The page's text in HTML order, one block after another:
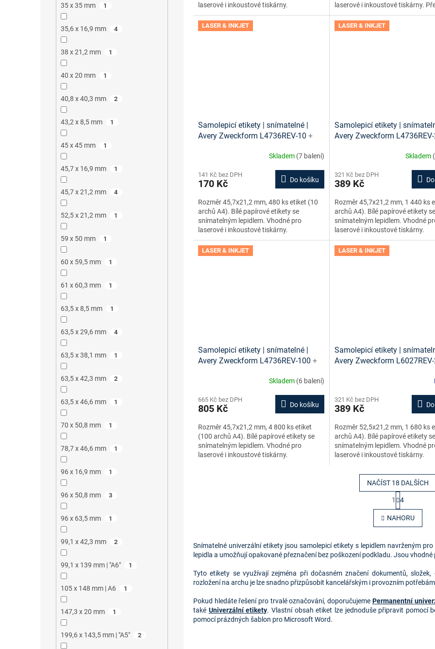
35 x 35 mm 1
35,6 x 16,9 mm 4
38 x 21,2 mm 1
40 x 20 mm 1
40,8 x 40,3 mm 2
43,2 x 8,5 mm 1
45 x 45 mm 1
45,7 x 16,9 mm 1
45,7 x 21,2 mm 4
52,5 x 21,2 mm 1
59 x 50 mm 1
60 x 59,5 mm 1
61 x 60,3 mm 1
63,5 x 8,5 mm 1
63,5 x 29,6 mm 4
63,5 x 38,1 mm 1
63,5 x 42,3 mm 2
63,5 x 46,6 mm 1
70 x 50,8 mm 1
78,7 x 46,6 mm 1
96 x 16,9 mm 1
96 x 50,8 mm 3
96 x 63,5 mm 1
99,1 x 42,3 mm 2
99,1 x 139 mm | "A6" 1
105 x 148 mm | A6 1
147,3 x 20 mm 1
199,6 x 143,5 mm | "A5" 2
laserové i inkoustové tiskárny.
laserové i inkoustové tiskárny.
formát na diapozitivy,
kazety MiniDV a DAT.
LASER & INKJET
Samolepicí etikety | snímatelné |
Avery Zweckform L4736REV-10 +
Skladem (7 balení)
141 Kč bez DPH
170 Kč Do košíku
Rozměr 45,7x21,2 mm, 480 ks etiket (10
archů A4). Bílé papírové etikety se
snímatelným lepidlem. Vhodné pro
laserové i inkoustové tiskárny.
LASER & INKJET
Samolepicí etikety |
Avery Zweckform
Skladem
321 Kč bez DPH
389 Kč
Rozměr 45,7x21,2 mm, 1 440 ks
archů A4). Bílé papírové etikety se
snímatelným lepidlem. Vhodné
laserové i inkoustové tiskárny.
LASER & INKJET
Samolepicí etikety | snímatelné |
Avery Zweckform L4736REV-100 +
Skladem (6 balení)
665 Kč bez DPH
805 Kč Do košíku
Rozměr 45,7x21,2 mm, 4 800 ks etiket
(100 archů A4). Bílé papírové etikety se
snímatelným lepidlem. Vhodné pro
laserové i inkoustové tiskárny.
LASER & INKJET
Samolepicí etikety |
Avery Zweckform
321 Kč bez DPH
389 Kč
Rozměr 52,5x21,2 mm, 1 680 ks
archů A4). Bílé papírové etikety se
snímatelným lepidlem. Vhodné
laserové i inkoustové tiskárny.
O
v
l
d
a
c
p
r
k
y
NAČÍST 18 DALŠÍCH
S
t
r
á
n
o
v
n
í
1 4
NAHORU
Snímatelné univerzální etikety jsou samolepicí etikety s lepidlem navrženým
lepidla a umožňují opakované přeznačení bez poškození podkladu. Jsou
Tyto etikety se využívají zejména při dočasném značení dokumentů,
rozložení na archu je lze snadno přizpůsobit kancelářským i provozním
Pokud hledáte řešení pro trvalé označování, doporučujeme Permanentní
také Univerzální etikety. Vlastní obsah etiket lze jednoduše připravit pomocí
pomocí prázdných šablon pro Microsoft Word.